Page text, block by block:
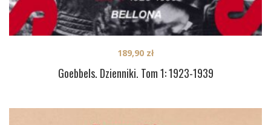
Goebbels. Dzienniki. Tom 1: 1923-1939
189,90 zł